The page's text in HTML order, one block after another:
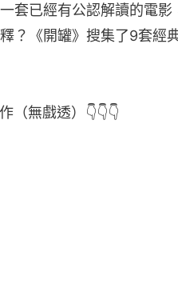
套已經有公認解讀的電
？《開罐》搜集了9套經
（無戲透）👇👇👇